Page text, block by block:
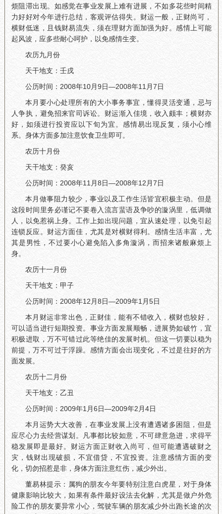
烦阻滞出现。如感觉在事业发展上难有进展，不如多花些时间精
力好好对今年进行总结，客观评估得失。财运一般，正财尚可，
横财低迷，且钱财易流失，须在理财方面加强为好。感情上可能
起风波，应多些耐心呵护，以免感情生变。
农历九月份
天干地支：壬戌
公历时间：2008年10月9日—2008年11月7日
本月要小心处理所有的大小事务事宜，懂得灵活变通，忌与
人争执，避免招来官司诉讼。财运渐入佳境，收入颇丰；横财亦
好，如须进行投资应以下旬为宜。感情易出现反复，须小心维
系。身体方面多加注意饮食卫生即可。
农历十月份
天干地支：癸亥
公历时间：2008年11月8日—2008年12月7日
本月做事阻力较少，事业以及工作生活皆宜积极主动。但是
这段时间里务必谨记不要卷入流言蜚语及争吵的漩涡里，低调做
人，以免惹祸上身。工作上如出现问题，宜从速处理，以免引起
连锁反应。财运方面佳，尤其是对横财得利。感情生活丰富，尤
其是男性，不过要小心避免陷入多角漩涡，而招来诸般麻烦上
身。
农历十一月份
天干地支：甲子
公历时间：2008年12月8日—2009年1月5日
本月财运非常出色，正财佳，能有不错收入，横财也较好，
可以适当进行短期投资。事业方面发展顺畅，进展势如破竹，宜
积极进取，万不可错过此等绝佳的发展时机。但这一切要以稳为
前提，万不可过于浮躁。感情方面会出现变化，不过是往好的方
面发展。
农历十二月份
天干地支：乙丑
公历时间：2009年1月6日—2009年2月4日
本月运势大大改善，在事业发展上没有遭遇诸多困阻，但是
应尽心力去经营谋划。凡事都比较如意，不可肆意急进，求得平
稳发展即是最好。财运方面正财收入尚可，但可能遭遇破财之
灾，钱财出现破损，不宜借贷，不宜投资。注意感情方面的变
化，切勿招惹是非，身体方面注意红伤，减少外出。
董易林提示：属狗的朋友今年要特别注意白虎星，对于身体
健康影响比较大，如果有条件最好设法去化解，尤其是做户外危
险工作的朋友要异常小心，驾驶车辆的朋友减少外出跑长途的次